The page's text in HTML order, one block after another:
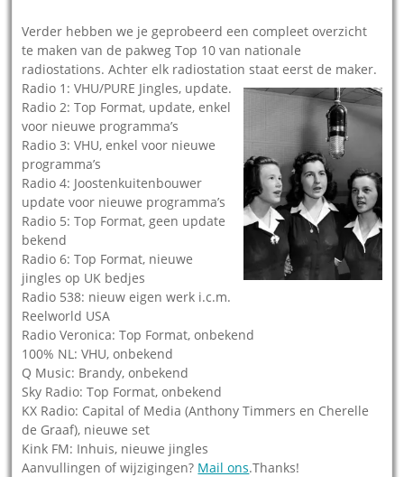
Verder hebben we je geprobeerd een compleet overzicht
te maken van de pakweg Top 10 van nationale
radiostations. Achter elk radiostation staat eerst de maker.
Radio 1: VHU/PURE Jingles, update.
Radio 2: Top Format, update, enkel
voor nieuwe programma’s
Radio 3: VHU, enkel voor nieuwe
programma’s
Radio 4: Joostenkuitenbouwer
update voor nieuwe programma’s
Radio 5: Top Format, geen update
bekend
Radio 6: Top Format, nieuwe
jingles op UK bedjes
Radio 538: nieuw eigen werk i.c.m.
Reelworld USA
Radio Veronica: Top Format, onbekend
100% NL: VHU, onbekend
Q Music: Brandy, onbekend
Sky Radio: Top Format, onbekend
KX Radio: Capital of Media (Anthony Timmers en Cherelle
de Graaf), nieuwe set
Kink FM: Inhuis, nieuwe jingles
Aanvullingen of wijzigingen? Mail ons.Thanks!